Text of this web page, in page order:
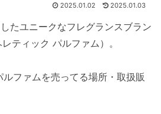
2025.01.02 2025.01.03
たユニークなフレグランスブラン
ティック パルファム）。
ファムを売ってる場所・取扱販